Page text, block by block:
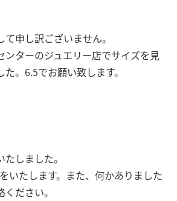
申し訳ございません。
ンターのジュエリー店でサイズを見
。6.5でお願い致します。
しました。
いたします。また、何かありました
ださい。